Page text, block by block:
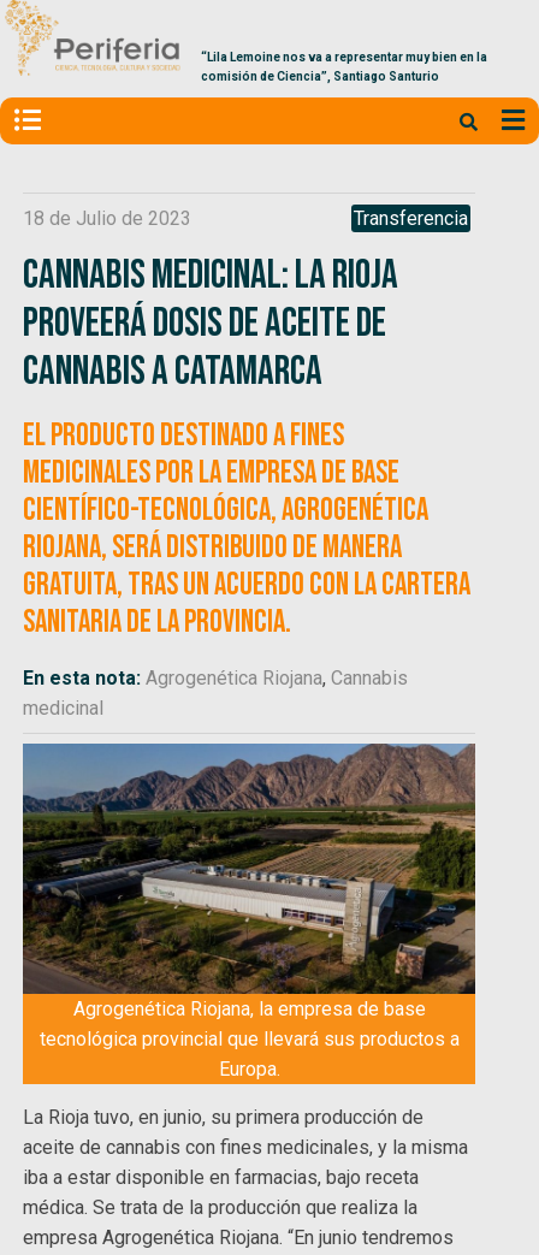
“Lila Lemoine nos va a representar muy bien en la
comisión de Ciencia”, Santiago Santurio
18 de Julio de 2023 Transferencia
Cannabis medicinal: La Rioja
proveerá dosis de aceite de
cannabis a Catamarca
El producto destinado a fines
medicinales por la empresa de base
científico-tecnológica, Agrogenética
Riojana, será distribuido de manera
gratuita, tras un acuerdo con la cartera
sanitaria de la provincia.
En esta nota:Agrogenética Riojana,Cannabis
medicinal
Agrogenética Riojana, la empresa de base
tecnológica provincial que llevará sus productos a
Europa.
La Rioja tuvo, en junio, su primera producción de
aceite de cannabis con fines medicinales, y la misma
iba a estar disponible en farmacias, bajo receta
médica. Se trata de la producción que realiza la
empresa Agrogenética Riojana. “En junio tendremos